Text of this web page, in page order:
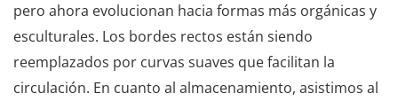
pero ahora evolucionan hacia formas más orgánicas y
esculturales. Los bordes rectos están siendo
reemplazados por curvas suaves que facilitan la
circulación. En cuanto al almacenamiento, asistimos al